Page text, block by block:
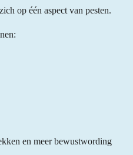
op één aspect van pesten.
en meer bewustwording